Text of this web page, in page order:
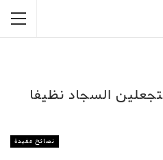
السجاد نظيفا
نصائح مفيدة